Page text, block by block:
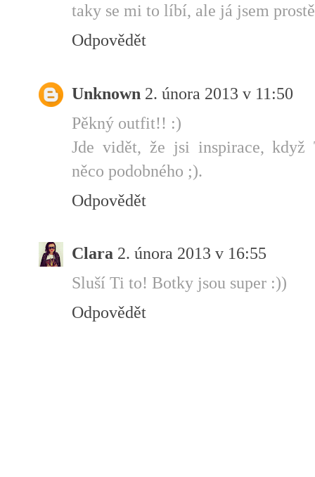
taky se mi to líbí, ale já jsem
Odpovědět
Unknown 2. února 2013 v 11:50
Pěkný outfit!! :)
Jde vidět, že jsi inspirace, když
něco podobného ;).
Odpovědět
Clara 2. února 2013 v 16:55
Sluší Ti to! Botky jsou super :))
Odpovědět